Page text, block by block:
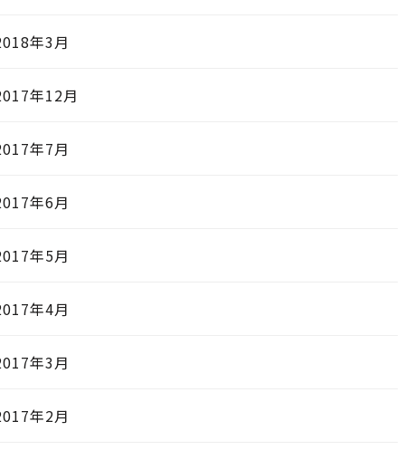
年3月
年12月
年7月
年6月
年5月
年4月
年3月
年2月